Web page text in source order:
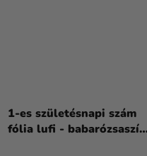
1-es születésnapi szám
fólia lufi - babarózsaszín